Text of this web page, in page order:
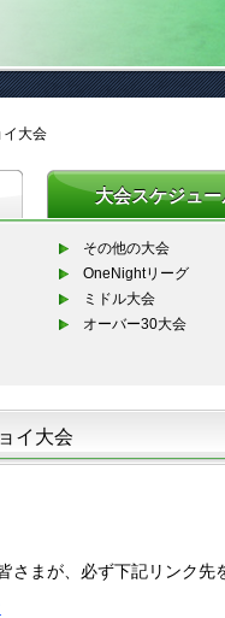
イ大会
大会スケジュー
その他の大会
OneNightリーグ
ミドル大会
オーバー30大会
イ大会
さまが、必ず下記リンク先